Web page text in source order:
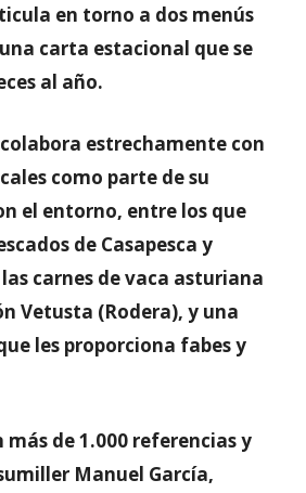
en torno a dos menús
carta estacional que se
al año.
estrechamente con
como parte de su
el entorno, entre los que
de Casapesca y
carnes de vaca asturiana
Vetusta (Rodera), y una
les proporciona fabes y
más de 1.000 referencias y
Manuel García,